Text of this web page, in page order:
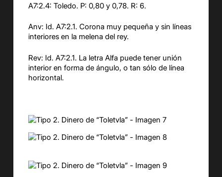
A7:2.4: Toledo. P: 0,80 y 0,78. R: 6.
Anv: Id. A7:2.1. Corona muy pequeña y sin líneas
interiores en la melena del rey.
Rev: Id. A7:2.1. La letra Alfa puede tener unión
interior en forma de ángulo, o tan sólo de línea
horizontal.